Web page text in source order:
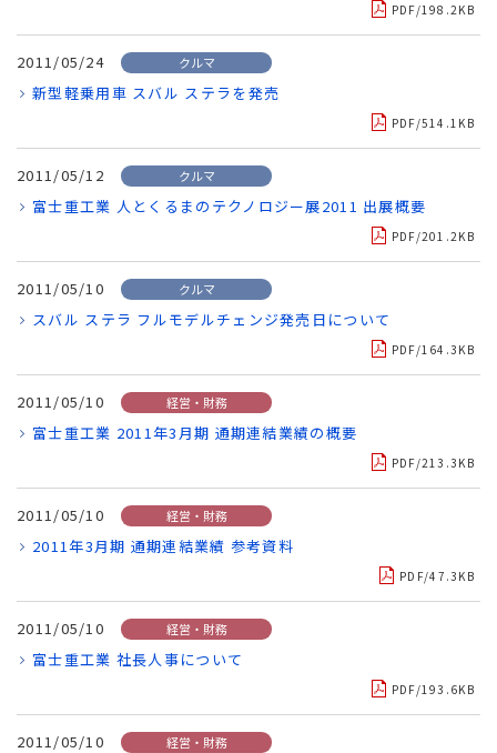
PDF/198.2KB
2011/05/24 クルマ
新型軽乗用車 スバル ステラを発売
PDF/514.1KB
2011/05/12 クルマ
富士重工業 人とくるまのテクノロジー展2011 出展概要
PDF/201.2KB
2011/05/10 クルマ
スバル ステラ フルモデルチェンジ発売日について
PDF/164.3KB
2011/05/10 経営・財務
富士重工業 2011年3月期 通期連結業績の概要
PDF/213.3KB
2011/05/10 経営・財務
2011年3月期 通期連結業績 参考資料
PDF/47.3KB
2011/05/10 経営・財務
富士重工業 社長人事について
PDF/193.6KB
2011/05/10 経営・財務